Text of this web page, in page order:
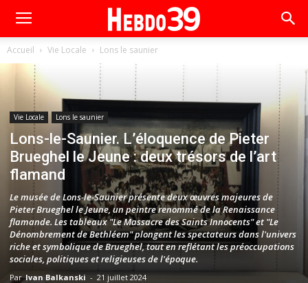
Accueil Vie Locale Lons le saunier
Vie Locale Lons le saunier
Lons-le-Saunier. L’éloquence de Pieter
Brueghel le Jeune : deux trésors de l’art
flamand
Le musée de Lons-le-Saunier présente deux œuvres majeures de
Pieter Brueghel le Jeune, un peintre renommé de la Renaissance
flamande. Les tableaux "Le Massacre des Saints Innocents" et "Le
Dénombrement de Bethléem" plongent les spectateurs dans l'univers
riche et symbolique de Brueghel, tout en reflétant les préoccupations
sociales, politiques et religieuses de l'époque.
Par Ivan Balkanski - 21 juillet 2024